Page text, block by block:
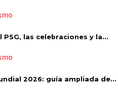
PSG, las celebraciones y la...
2026: guía ampliada de...